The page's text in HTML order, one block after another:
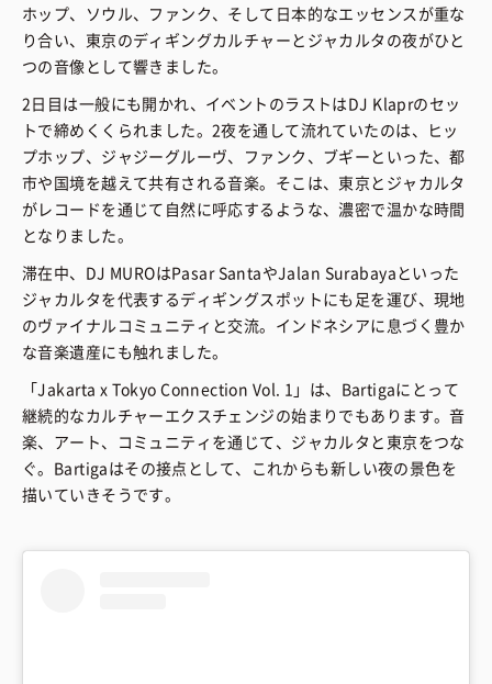
ホップ、ソウル、ファンク、そして日本的なエッセンスが重な
り合い、東京のディギングカルチャーとジャカルタの夜がひと
つの音像として響きました。
2日目は一般にも開かれ、イベントのラストはDJ Klaprのセッ
トで締めくくられました。2夜を通して流れていたのは、ヒッ
プホップ、ジャジーグルーヴ、ファンク、ブギーといった、都
市や国境を越えて共有される音楽。そこは、東京とジャカルタ
がレコードを通じて自然に呼応するような、濃密で温かな時間
となりました。
滞在中、DJ MUROはPasar SantaやJalan Surabayaといった
ジャカルタを代表するディギングスポットにも足を運び、現地
のヴァイナルコミュニティと交流。インドネシアに息づく豊か
な音楽遺産にも触れました。
「Jakarta x Tokyo Connection Vol. 1」は、Bartigaにとって
継続的なカルチャーエクスチェンジの始まりでもあります。音
楽、アート、コミュニティを通じて、ジャカルタと東京をつな
ぐ。Bartigaはその接点として、これからも新しい夜の景色を
描いていきそうです。